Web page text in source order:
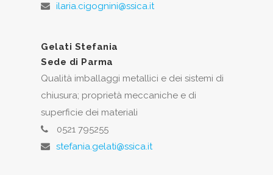
ilaria.cigognini@ssica.it
Gelati Stefania
Sede di Parma
Qualità imballaggi metallici e dei sistemi di
chiusura; proprietà meccaniche e di
superficie dei materiali
0521 795255
stefania.gelati@ssica.it